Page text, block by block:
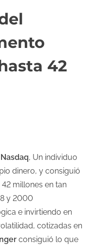
42
Nasdaq, Un individuo
dinero, y consiguió
millones en tan
y 2000
e invirtiendo en
cotizadas en
consiguió lo que